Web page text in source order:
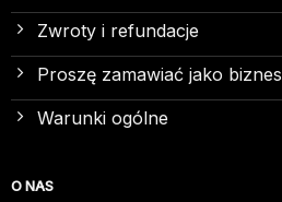
Zwroty i refundacje
Proszę zamawiać jako biznes
Warunki ogólne
O NAS